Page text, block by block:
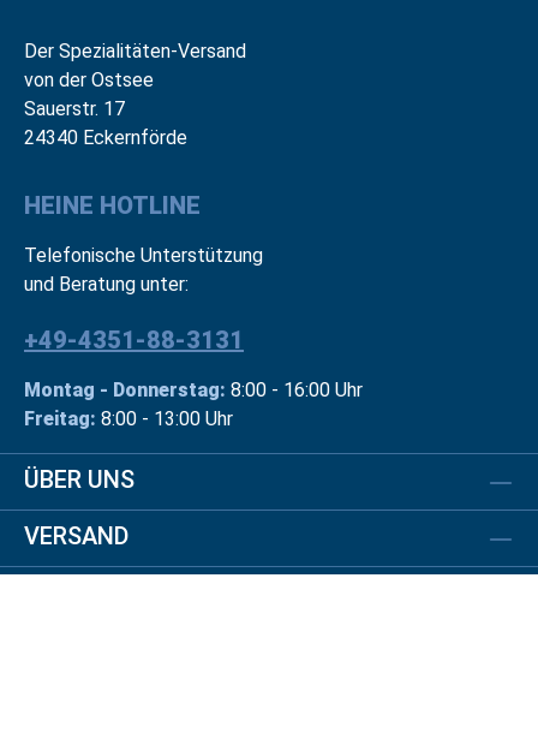
Der Spezialitäten-Versand
von der Ostsee
Sauerstr. 17
24340 Eckernförde
HEINE HOTLINE
Telefonische Unterstützung
und Beratung unter:
+49-4351-88-3131
Montag - Donnerstag: 8:00 - 16:00 Uhr
Freitag: 8:00 - 13:00 Uhr
ÜBER UNS
VERSAND